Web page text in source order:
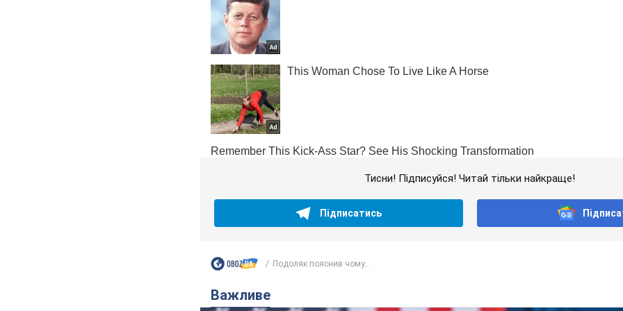
Тисни! Підписуйся! Читай тільки найкраще!
Підписатись
Подоляк пояснив чому...
Важливе